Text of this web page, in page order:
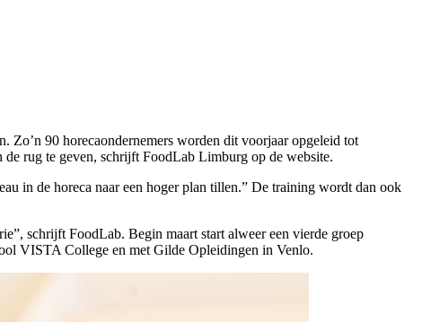
Zo’n 90 horecaondernemers worden dit voorjaar opgeleid tot
de rug te geven, schrijft FoodLab Limburg op de website.
in de horeca naar een hoger plan tillen.” De training wordt dan ook
schrijft FoodLab. Begin maart start alweer een vierde groep
VISTA College en met Gilde Opleidingen in Venlo.